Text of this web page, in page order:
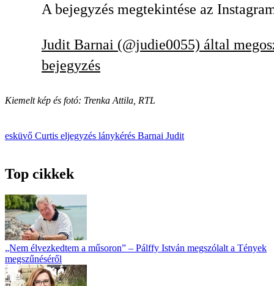
A bejegyzés megtekintése az
Judit Barnai (@judie0055) által
bejegyzés
Kiemelt kép és fotó: Trenka Attila, RTL
esküvő Curtis eljegyzés lánykérés Barnai Judit
Top cikkek
„Nem élvezkedtem a műsoron” – Pálffy István megszólalt a Tények
megszűnéséről